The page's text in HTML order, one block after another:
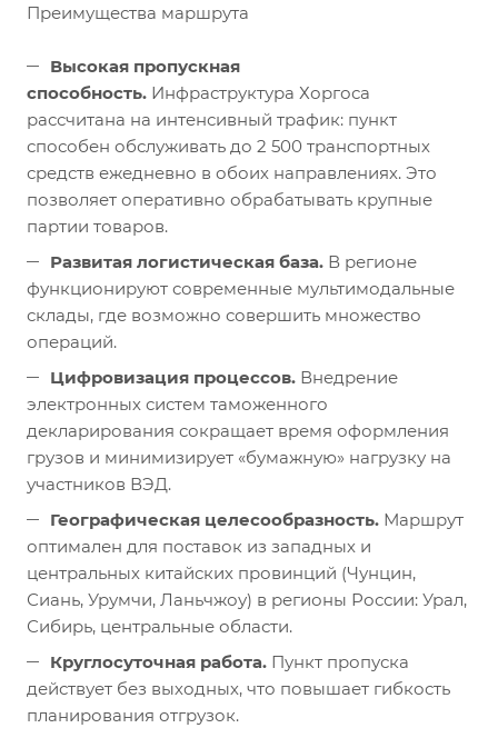
Преимущества маршрута
Высокая пропускная
способность. Инфраструктура Хоргоса
рассчитана на интенсивный трафик: пункт
способен обслуживать до 2 500 транспортных
средств ежедневно в обоих направлениях. Это
позволяет оперативно обрабатывать крупные
партии товаров.
Развитая логистическая база. В регионе
функционируют современные мультимодальные
склады, где возможно совершить множество
операций.
Цифровизация процессов. Внедрение
электронных систем таможенного
декларирования сокращает время оформления
грузов и минимизирует «бумажную» нагрузку на
участников ВЭД.
Географическая целесообразность. Маршрут
оптимален для поставок из западных и
центральных китайских провинций (Чунцин,
Сиань, Урумчи, Ланьчжоу) в регионы России: Урал,
Сибирь, центральные области.
Круглосуточная работа. Пункт пропуска
действует без выходных, что повышает гибкость
планирования отгрузок.